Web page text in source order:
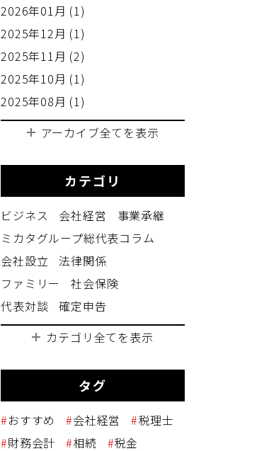
2026年01月 (1)
2025年12月 (1)
2025年11月 (2)
2025年10月 (1)
2025年08月 (1)
アーカイブ全てを表示
カテゴリ
ビジネス 会社経営
事業承継
ミカタグループ総代表コラム
会社設立
法律関係
ファミリー
社会保険
代表対談
確定申告
カテゴリ全てを表示
タグ
おすすめ 会社経営
税理士
財務会計
相続
税金